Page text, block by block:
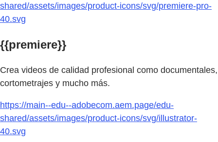
shared/assets/images/product-icons/svg/premiere-pro-
40.svg
{{premiere}}
Crea videos de calidad profesional como documentales,
cortometrajes y mucho más.
https://main--edu--adobecom.aem.page/edu-
shared/assets/images/product-icons/svg/illustrator-
40.svg